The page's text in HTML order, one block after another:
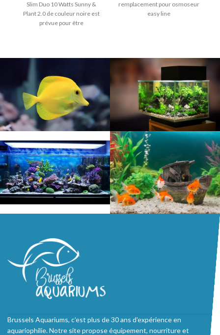
Slim Duo 10 Watts Sunny &
Plant 2.0 de couleur noire est
prévue pour être
remplacement pour osmoseur
easy line
Brussels Aquariums, c'est plus de 30 ans d'expérience en
aquariophilie. Notre site propose équipement, nourriture et